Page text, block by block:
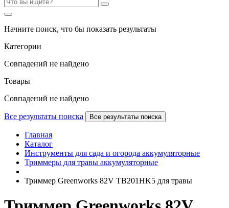
Начните поиск, что бы показать результаты
Категории
Совпадений не найдено
Товары
Совпадений не найдено
Все результаты поиска Все результаты поиска
Главная
Каталог
Инструменты для сада и огорода аккумуляторные
Триммеры для травы аккумуляторные
Триммер Greenworks 82V TB201HK5 для травы